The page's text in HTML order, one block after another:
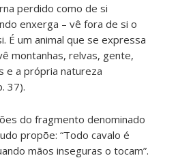
perdido como de si
enxerga – vê fora de si o
É um animal que se expressa
montanhas, relvas, gente,
e a própria natureza
37).
do fragmento denominado
propõe: “Todo cavalo é
mãos inseguras o tocam”.